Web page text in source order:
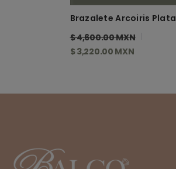
Brazalete Arcoiris Plata
$ 4,600.00 MXN
$ 3,220.00 MXN